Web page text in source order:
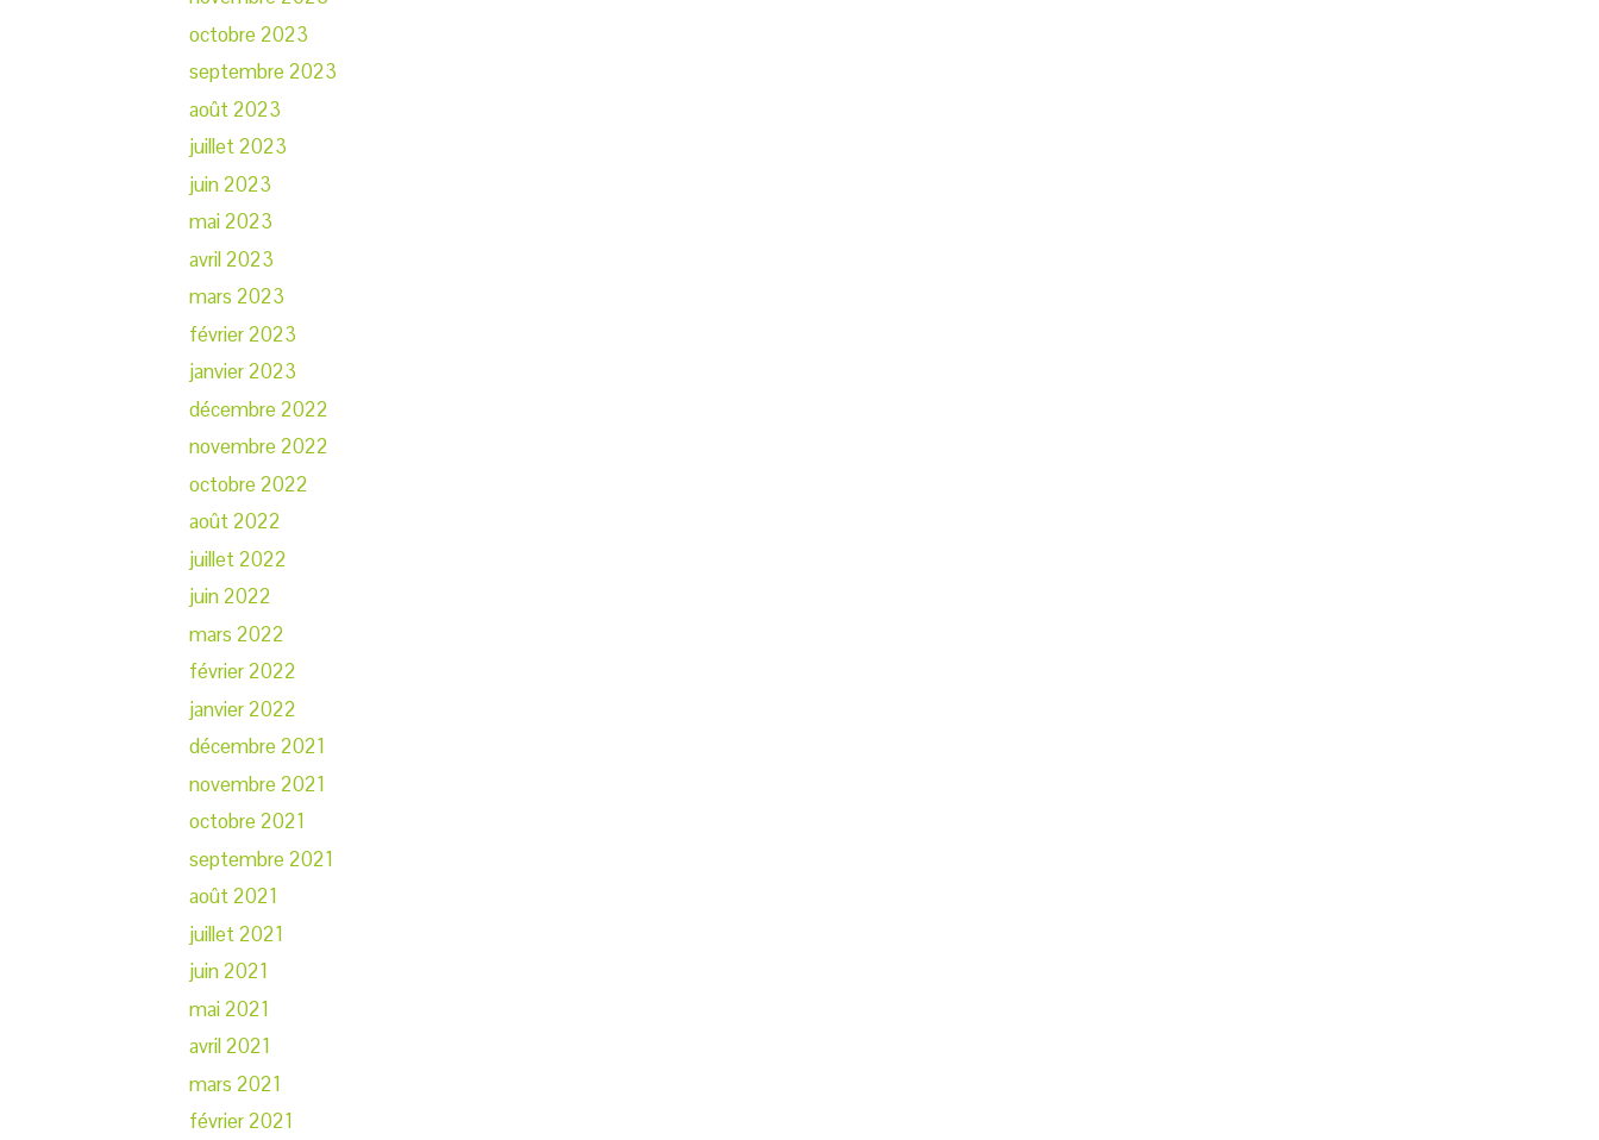
octobre 2023
septembre 2023
août 2023
juillet 2023
juin 2023
mai 2023
avril 2023
mars 2023
février 2023
janvier 2023
décembre 2022
novembre 2022
octobre 2022
août 2022
juillet 2022
juin 2022
mars 2022
février 2022
janvier 2022
décembre 2021
novembre 2021
octobre 2021
septembre 2021
août 2021
juillet 2021
juin 2021
mai 2021
avril 2021
mars 2021
février 2021